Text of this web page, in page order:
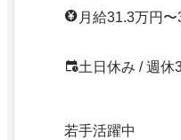
月給31.3万円〜
土日休み / 週休
若手活躍中